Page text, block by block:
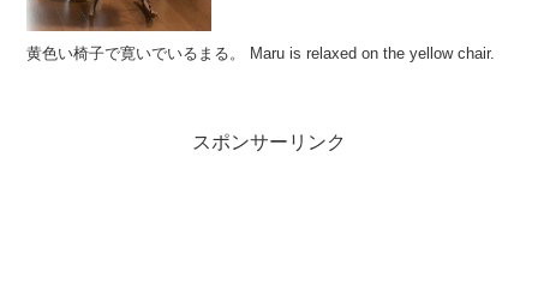
黄色い椅子で寛いでいるまる。 Maru is relaxed on the yellow chair.
スポンサーリンク